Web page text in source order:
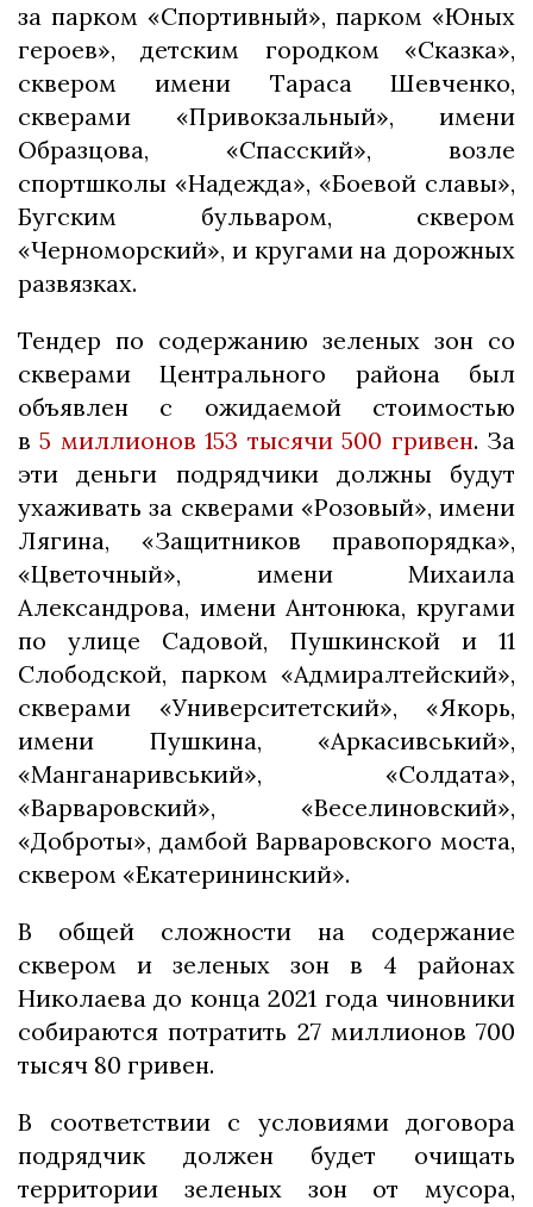
за парком «Спортивный», парком «Юных
героев», детским городком «Сказка»,
сквером имени Тараса Шевченко,
скверами «Привокзальный», имени
Образцова, «Спасский», возле
спортшколы «Надежда», «Боевой славы»,
Бугским бульваром, сквером
«Черноморский», и кругами на дорожных
развязках.
Тендер по содержанию зеленых зон со
скверами Центрального района был
объявлен с ожидаемой стоимостью
в5 миллионов 153 тысячи 500 гривен. За
эти деньги подрядчики должны будут
ухаживать за скверами «Розовый», имени
Лягина, «Защитников правопорядка»,
«Цветочный», имени Михаила
Александрова, имени Антонюка, кругами
по улице Садовой, Пушкинской и 11
Слободской, парком «Адмиралтейский»,
скверами «Университетский», «Якорь,
имени Пушкина, «Аркасивський»,
«Манганаривський», «Солдата»,
«Варваровский», «Веселиновский»,
«Доброты», дамбой Варваровского моста,
сквером «Екатерининский».
В общей сложности на содержание
сквером и зеленых зон в 4 районах
Николаева до конца 2021 года чиновники
собираются потратить 27 миллионов 700
тысяч 80 гривен.
В соответствии с условиями договора
подрядчик должен будет очищать
территории зеленых зон от мусора,